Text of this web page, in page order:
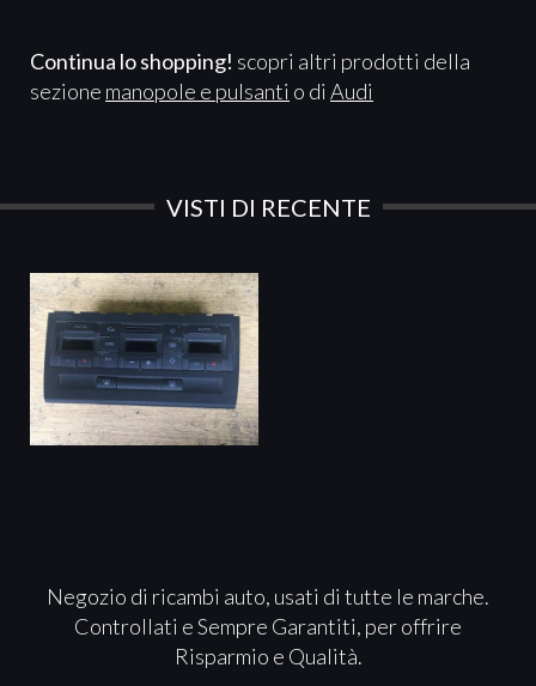
Continua lo shopping! scopri altri prodotti della
sezione manopole e pulsanti o di Audi
VISTI DI RECENTE
Negozio di ricambi auto, usati di tutte le marche.
Controllati e Sempre Garantiti, per offrire
Risparmio e Qualità.